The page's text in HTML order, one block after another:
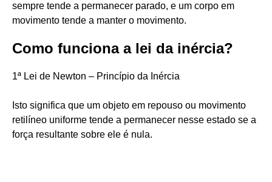
sempre tende a permanecer parado, e um corpo em
movimento tende a manter o movimento.
Como funciona a lei da inércia?
1ª Lei de Newton – Princípio da Inércia
Isto significa que um objeto em repouso ou movimento
retilíneo uniforme tende a permanecer nesse estado se a
força resultante sobre ele é nula.